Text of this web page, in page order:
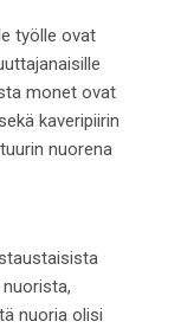
työlle ovat
monet ovat
kaveripiirin
nuorena
nuoria olisi